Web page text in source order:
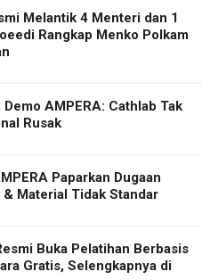
Melantik 4 Menteri dan 1
Rangkap Menko Polkam
AMPERA: Cathlab Tak
Rusak
Paparkan Dugaan
Material Tidak Standar
Buka Pelatihan Berbasis
Gratis, Selengkapnya di